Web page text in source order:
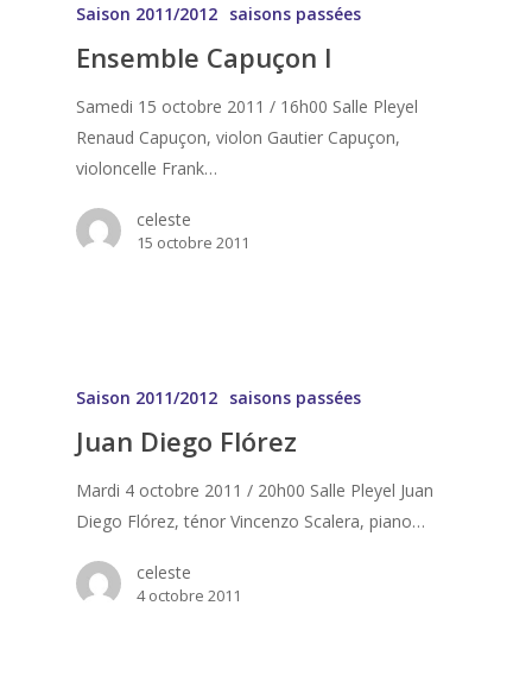
Saison 2011/2012 saisons passées
Ensemble Capuçon I
Samedi 15 octobre 2011 / 16h00 Salle Pleyel
Renaud Capuçon, violon Gautier Capuçon,
violoncelle Frank…
celeste
15 octobre 2011
Saison 2011/2012 saisons passées
Juan Diego Flórez
Mardi 4 octobre 2011 / 20h00 Salle Pleyel Juan
Diego Flórez, ténor Vincenzo Scalera, piano…
celeste
4 octobre 2011